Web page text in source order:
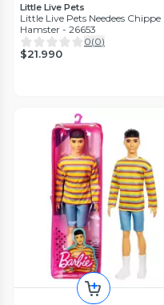
Little Live Pets
Little Live Pets Needees Chippe
Hamster - 26653
0(0)
$21.990